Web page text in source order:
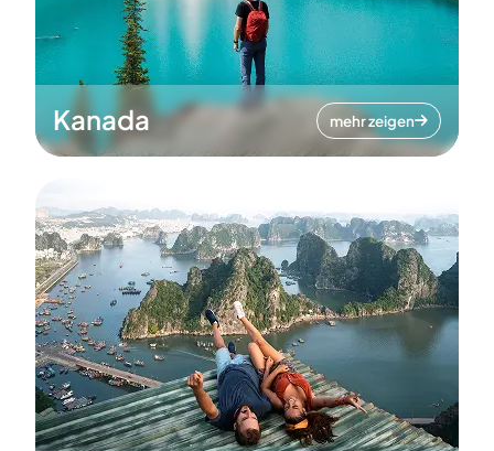
Kanada mehr zeigen